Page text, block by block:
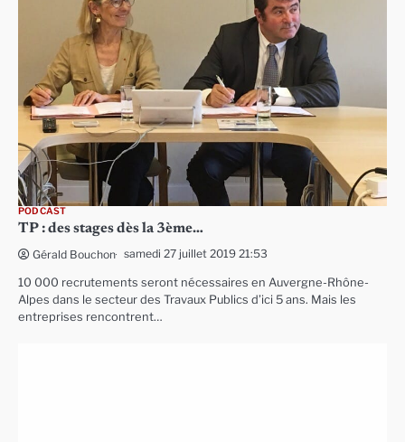
PODCAST
TP : des stages dès la 3ème…
Gérald Bouchon samedi 27 juillet 2019 21:53
10 000 recrutements seront nécessaires en Auvergne-Rhône-
Alpes dans le secteur des Travaux Publics d’ici 5 ans. Mais les
entreprises rencontrent…